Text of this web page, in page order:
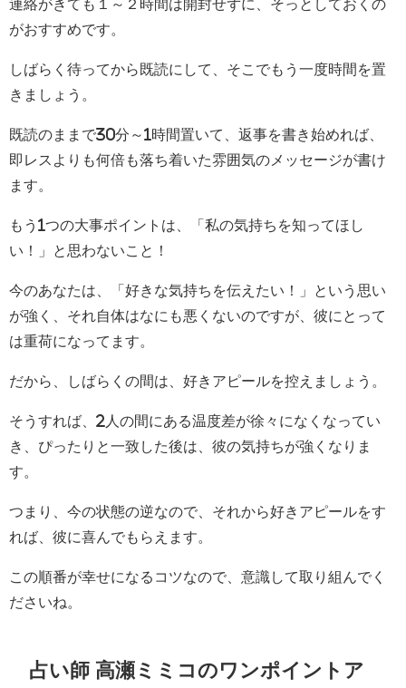
連絡がきても１～２時間は開封せずに、そっとしておくの
がおすすめです。
しばらく待ってから既読にして、そこでもう一度時間を置
きましょう。
既読のままで30分～1時間置いて、返事を書き始めれば、
即レスよりも何倍も落ち着いた雰囲気のメッセージが書け
ます。
もう1つの大事ポイントは、「私の気持ちを知ってほし
い！」と思わないこと！
今のあなたは、「好きな気持ちを伝えたい！」という思い
が強く、それ自体はなにも悪くないのですが、彼にとって
は重荷になってます。
だから、しばらくの間は、好きアピールを控えましょう。
そうすれば、2人の間にある温度差が徐々になくなってい
き、ぴったりと一致した後は、彼の気持ちが強くなりま
す。
つまり、今の状態の逆なので、それから好きアピールをす
れば、彼に喜んでもらえます。
この順番が幸せになるコツなので、意識して取り組んでく
ださいね。
占い師 高瀬ミミコのワンポイントア